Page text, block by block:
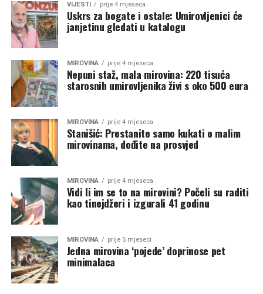
VIJESTI prije 4 mjeseca
Uskrs za bogate i ostale: Umirovljenici će
janjetinu gledati u katalogu
MIROVINA prije 4 mjeseca
Nepuni staž, mala mirovina: 220 tisuća
starosnih umirovljenika živi s oko 500 eura
MIROVINA prije 4 mjeseca
Stanišić: Prestanite samo kukati o malim
mirovinama, dođite na prosvjed
MIROVINA prije 4 mjeseca
Vidi li im se to na mirovini? Počeli su raditi
kao tinejdžeri i izgurali 41 godinu
MIROVINA prije 5 mjeseci
Jedna mirovina ‘pojede’ doprinose pet
minimalaca